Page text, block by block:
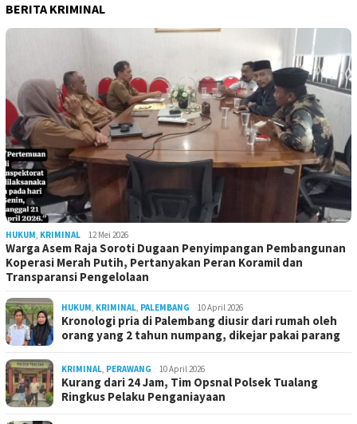
BERITA KRIMINAL
HUKUM, KRIMINAL 12 Mei 2026
Warga Asem Raja Soroti Dugaan Penyimpangan Pembangunan
Koperasi Merah Putih, Pertanyakan Peran Koramil dan
Transparansi Pengelolaan
HUKUM, KRIMINAL, PALEMBANG 10 April 2026
Kronologi pria di Palembang diusir dari rumah oleh
orang yang 2 tahun numpang, dikejar pakai parang
KRIMINAL, PERAWANG 10 April 2026
Kurang dari 24 Jam, Tim Opsnal Polsek Tualang
Ringkus Pelaku Penganiayaan